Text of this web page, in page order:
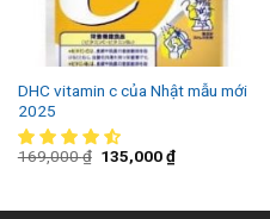
DHC vitamin c của Nhật mẫu mới
2025
169,000₫ 135,000₫